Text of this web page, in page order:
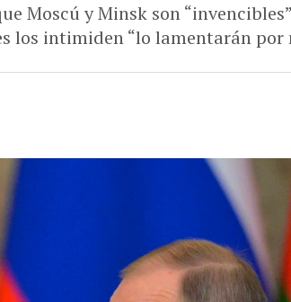
Moscú y Minsk son
los intimiden “lo lamentarán por